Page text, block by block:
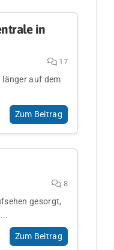
in
17
länger auf dem
Zum Beitrag
8
gesorgt,
Zum Beitrag